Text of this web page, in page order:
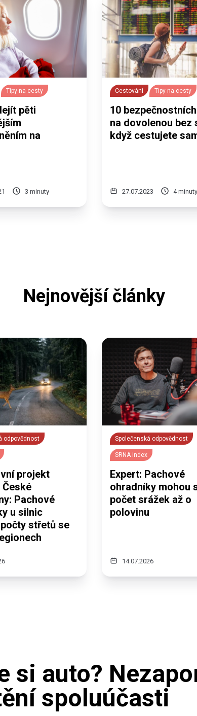
Tipy na cesty
pěti
na
3 minuty
Cestování Tipy na cesty
10
na dovolenou bez
když cestujete
27.07.2023 4 minuty
Nejnovější články
odpovědnost
projekt
České
Pachové
u silnic
střetů se
Společenská odpovědnost
SRNA index
Expert: Pachové
ohradníky mohou
počet srážek až o
polovinu
14.07.2026
si auto?
spoluúčasti